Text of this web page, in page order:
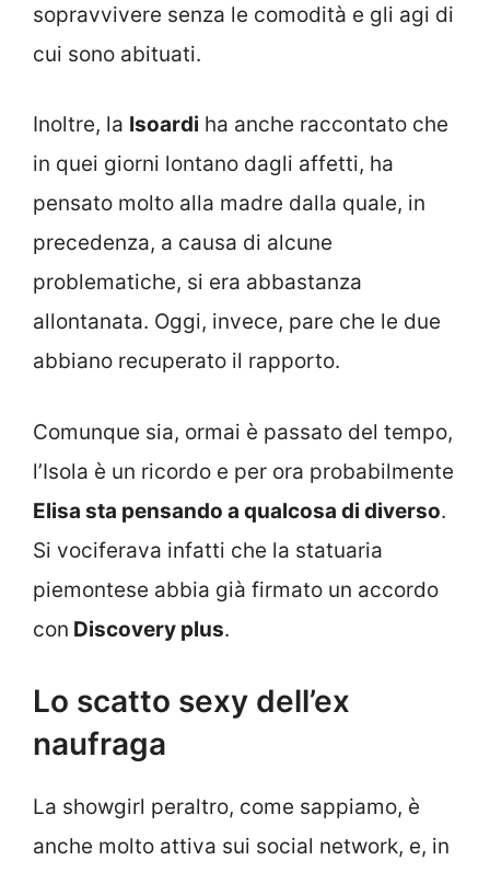
sopravvivere senza le comodità e gli agi di
cui sono abituati.
Inoltre, la Isoardi ha anche raccontato che
in quei giorni lontano dagli affetti, ha
pensato molto alla madre dalla quale, in
precedenza, a causa di alcune
problematiche, si era abbastanza
allontanata. Oggi, invece, pare che le due
abbiano recuperato il rapporto.
Comunque sia, ormai è passato del tempo,
l’Isola è un ricordo e per ora probabilmente
Elisa sta pensando a qualcosa di diverso.
Si vociferava infatti che la statuaria
piemontese abbia già firmato un accordo
con Discovery plus.
Lo scatto sexy dell’ex
naufraga
La showgirl peraltro, come sappiamo, è
anche molto attiva sui social network, e, in